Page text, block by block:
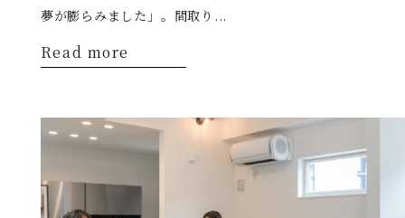
夢が膨らみました」。間取り...
Read more